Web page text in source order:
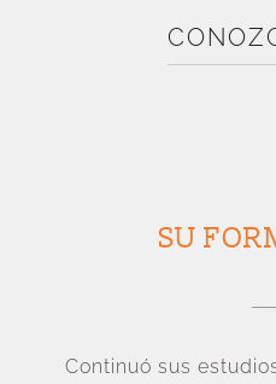
SU
Continuó sus